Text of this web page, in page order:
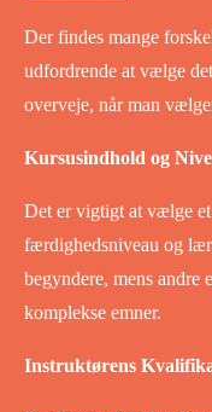
Der findes mange
udfordrende at vælge
overveje, når man
Kursusindhold og
Det er vigtigt at vælge
færdighedsniveau og
begyndere, mens andre
komplekse emner.
Instruktørens